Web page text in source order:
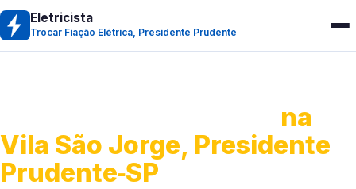
Eletricista
Trocar Fiação Elétrica, Presidente Prudente
na
Vila São Jorge, Presidente
Prudente‑SP